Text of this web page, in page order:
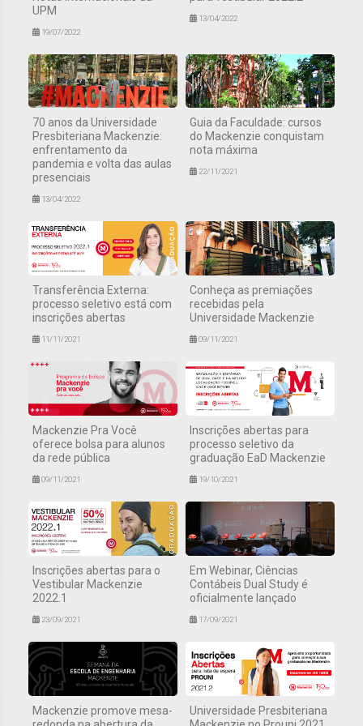
UPM
19/07/2022
13/04/2022
70 anos da Universidade
Presbiteriana Mackenzie:
enfrentamento da
pandemia e volta das aulas
presenciais
13/04/2022
Guia da Faculdade: cursos
do Mackenzie conquistam
nota máxima
22/11/2021
Transferência Externa:
processo seletivo está com
inscrições abertas
11/11/2021
Conheça as premiações
recebidas pela
Universidade Mackenzie
09/11/2021
Mackenzie Pra Você
oferece bolsa para alunos
da rede pública
09/11/2021
Inscrições abertas para
processo seletivo da
graduação EaD Mackenzie
19/10/2021
Inscrições abertas para o
Vestibular Mackenzie
2022.1
23/09/2021
Em Webinar, Ciências
Contábeis Dual Study é
oficialmente lançado
17/09/2021
Mackenzie promove mesa-
Universidade Presbiteriana